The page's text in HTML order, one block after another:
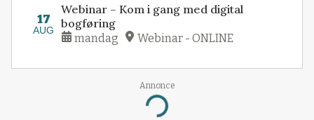
17
AUG
Webinar – Kom i gang med digital
bogføring
mandag Webinar - ONLINE
Annonce